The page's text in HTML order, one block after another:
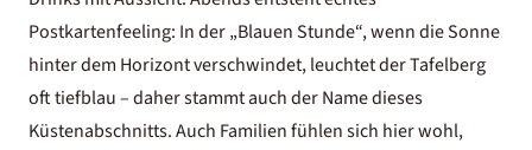
Postkartenfeeling: In der „Blauen Stunde“, wenn die Sonne
hinter dem Horizont verschwindet, leuchtet der Tafelberg
oft tiefblau – daher stammt auch der Name dieses
Küstenabschnitts. Auch Familien fühlen sich hier wohl,